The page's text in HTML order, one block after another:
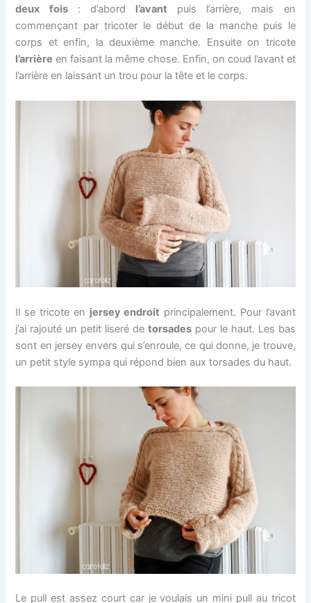
deux fois: d’abord l’avant puis l’arrière, mais en
commençant par tricoter le début de la manche puis le
corps et enfin, la deuxième manche. Ensuite on tricote
l’arrière en faisant la même chose. Enfin, on coud l’avant et
l’arrière en laissant un trou pour la tête et le corps.
Il se tricote en jersey endroit principalement. Pour l’avant
j’ai rajouté un petit liseré de torsadespour le haut. Les bas
sont en jersey envers qui s’enroule, ce qui donne, je trouve,
un petit style sympa qui répond bien aux torsades du haut.
Le pull est assez court car je voulais un mini pull au tricot